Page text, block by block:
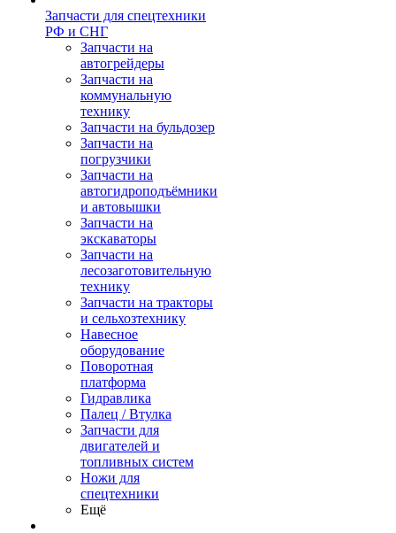
Запчасти для спецтехники
РФ и СНГ
Запчасти на
автогрейдеры
Запчасти на
коммунальную
технику
Запчасти на бульдозер
Запчасти на
погрузчики
Запчасти на
автогидроподъёмники
и автовышки
Запчасти на
экскаваторы
Запчасти на
лесозаготовительную
технику
Запчасти на тракторы
и сельхозтехнику
Навесное
оборудование
Поворотная
платформа
Гидравлика
Палец / Втулка
Запчасти для
двигателей и
топливных систем
Ножи для
спецтехники
Ещё